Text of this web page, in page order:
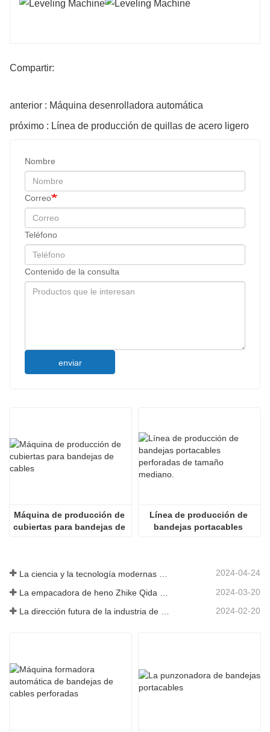
Compartir:
anterior : Máquina desenrolladora automática
próximo : Línea de producción de quillas de acero ligero
Nombre
Correo
Teléfono
Contenido de la consulta
enviar
Máquina de producción de
cubiertas para bandejas de
Línea de producción de
bandejas portacables
2024-04-24
2024-03-20
La dirección futura de la industria de infraestructura de China 2024-02-20